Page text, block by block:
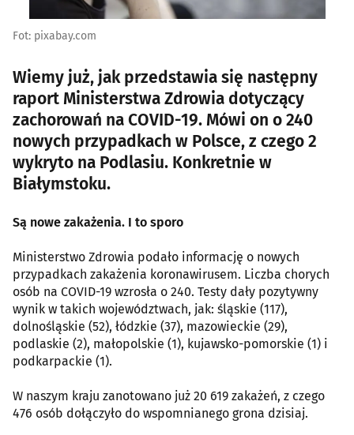
Fot: pixabay.com
Wiemy już, jak przedstawia się następny
raport Ministerstwa Zdrowia dotyczący
zachorowań na COVID-19. Mówi on o 240
nowych przypadkach w Polsce, z czego 2
wykryto na Podlasiu. Konkretnie w
Białymstoku.
Są nowe zakażenia. I to sporo
Ministerstwo Zdrowia podało informację o nowych
przypadkach zakażenia koronawirusem. Liczba chorych
osób na COVID-19 wzrosła o 240. Testy dały pozytywny
wynik w takich województwach, jak: śląskie (117),
dolnośląskie (52), łódzkie (37), mazowieckie (29),
podlaskie (2), małopolskie (1), kujawsko-pomorskie (1) i
podkarpackie (1).
W naszym kraju zanotowano już 20 619 zakażeń, z czego
476 osób dołączyło do wspomnianego grona dzisiaj.